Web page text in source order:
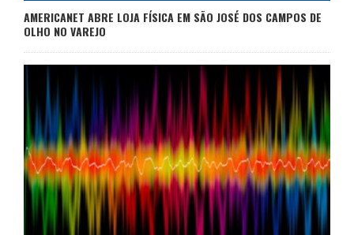
AMERICANET ABRE LOJA FÍSICA EM SÃO JOSÉ DOS CAMPOS DE
OLHO NO VAREJO